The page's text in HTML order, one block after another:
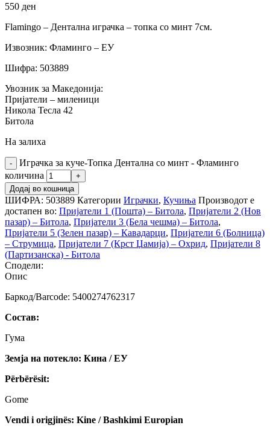
550 ден
Flamingo – Дентална играчка – топка со минт 7см.
Извозник: Фламинго – ЕУ
Шифра: 503889
Увозник за Македонија:
Пријатели – миленици
Никола Тесла 42
Битола
На залиха
Играчка за куче-Топка Дентална со минт - Фламинго
количина
Додај во кошница
ШИФРА: 503889 Категории Играчки, Кучиња Производот е
достапен во: Пријатели 1 (Пошта) – Битола, Пријатели 2 (Нов
пазар) – Битола, Пријатели 3 (Бела чешма) – Битола,
Пријатели 5 (Зелен пазар) – Кавадарци, Пријатели 6 (Болница)
– Струмица, Пријатели 7 (Крст Џамија) – Охрид, Пријатели 8
(Партизанска) - Битола
Сподели:
Опис
Баркод/Barcode: 5400274762317
Состав:
Гума
Земја на потекло: Кина / ЕУ
Përbërësit:
Gome
Vendi i origjinës: Kine / Bashkimi Europian